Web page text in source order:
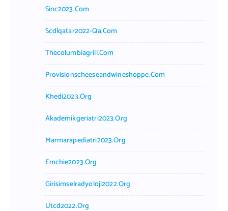
Sinc2023.com
Scdlqatar2022-Qa.com
Thecolumbiagrill.com
Provisionscheeseandwineshoppe.com
Khedi2023.org
Akademikgeriatri2023.org
Marmarapediatri2023.org
Emchie2023.org
Girisimselradyoloji2022.org
Utcd2022.org